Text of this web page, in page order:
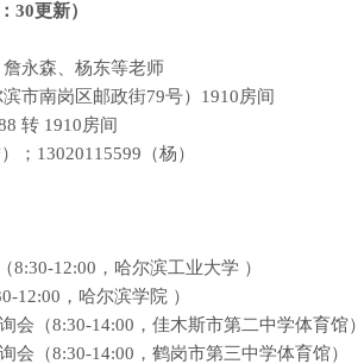
： 30更新）
永森、杨东等老师
市南岗区邮政街79号） 1910房间
转 1910房间
； 13020115599 （杨）
8:30-12:00 ，哈尔滨工业大学 ）
12:00 ，哈尔滨学院 ）
会（8:30-14:00 ，佳木斯市第二中学体育馆）
会（8:30-14:00 ，鹤岗市第三中学体育馆）